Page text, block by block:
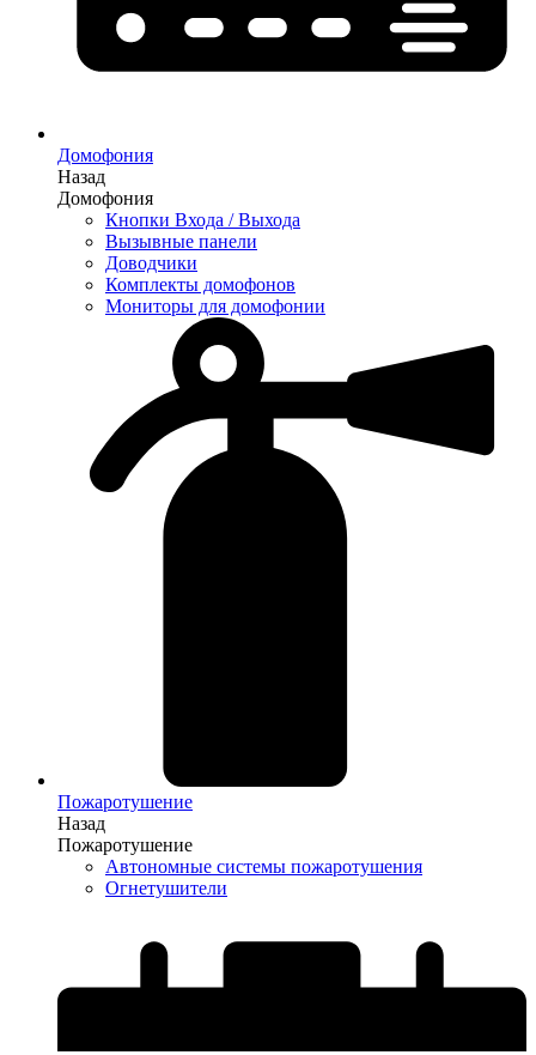
Домофония
Назад
Домофония
Кнопки Входа / Выхода
Вызывные панели
Доводчики
Комплекты домофонов
Мониторы для домофонии
Пожаротушение
Назад
Пожаротушение
Автономные системы пожаротушения
Огнетушители